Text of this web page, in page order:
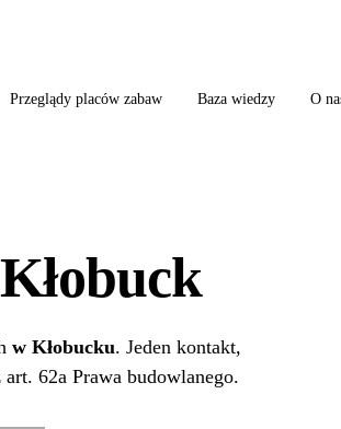
Przeglądy placów zabaw Baza wiedzy O
w Kłobucku. Jeden kontakt,
62a Prawa budowlanego.